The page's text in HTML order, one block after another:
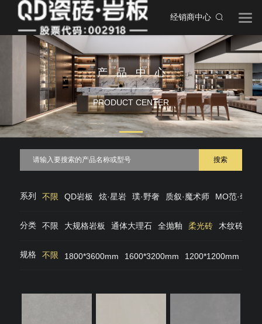
经销商中心
产品中心
PRODUCT CENTER
搜索
系列 不限 QD岩板 炫·星岩 璞·野奢 质叙·魔术师 MO范·奢石
分类 不限 大规格岩板 通体大理石 全抛釉 柔光砖 木纹砖
规格 不限 1800*3600mm 1600*3200mm 1200*1200mm